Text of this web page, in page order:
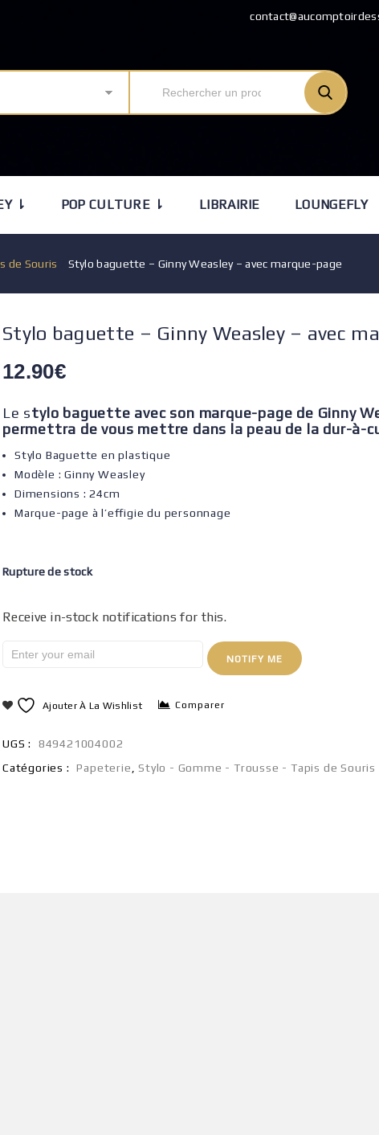
⇂ POP CULTURE ⇂ LIBRAIRIE LOUNGEFLY
de Souris Stylo baguette – Ginny Weasley – avec marque-page
Stylo baguette – Ginny Weasley – avec
12.90€
Le stylo baguette avec son marque-page de Ginny
permettra de vous mettre dans la peau de la dur-à-
Stylo Baguette en plastique
Modèle : Ginny Weasley
Dimensions : 24cm
Marque-page à l’effigie du personnage
Rupture de stock
Receive in-stock notifications for this.
NOTIFY ME
Ajouter À La Wishlist Comparer
UGS :
849421004002
Catégories :
Papeterie ,Stylo - Gomme - Trousse - Tapis de Souris